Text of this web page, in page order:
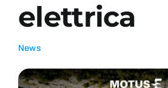
Analisi di
elettrica
News